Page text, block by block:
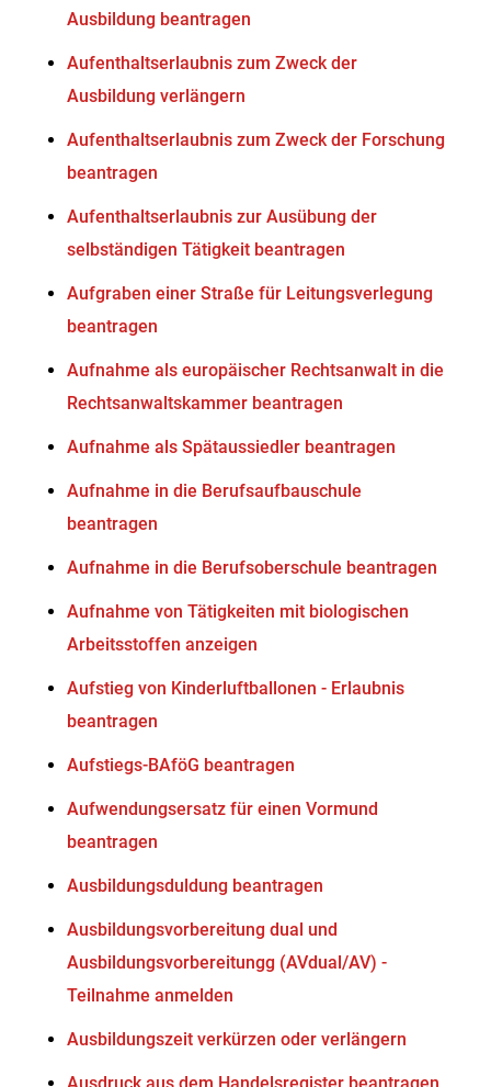
Ausbildung beantragen
Aufenthaltserlaubnis zum Zweck der
Ausbildung verlängern
Aufenthaltserlaubnis zum Zweck der Forschung
beantragen
Aufenthaltserlaubnis zur Ausübung der
selbständigen Tätigkeit beantragen
Aufgraben einer Straße für Leitungsverlegung
beantragen
Aufnahme als europäischer Rechtsanwalt in die
Rechtsanwaltskammer beantragen
Aufnahme als Spätaussiedler beantragen
Aufnahme in die Berufsaufbauschule
beantragen
Aufnahme in die Berufsoberschule beantragen
Aufnahme von Tätigkeiten mit biologischen
Arbeitsstoffen anzeigen
Aufstieg von Kinderluftballonen - Erlaubnis
beantragen
Aufstiegs-BAföG beantragen
Aufwendungsersatz für einen Vormund
beantragen
Ausbildungsduldung beantragen
Ausbildungsvorbereitung dual und
Ausbildungsvorbereitungg (AVdual/AV) -
Teilnahme anmelden
Ausbildungszeit verkürzen oder verlängern